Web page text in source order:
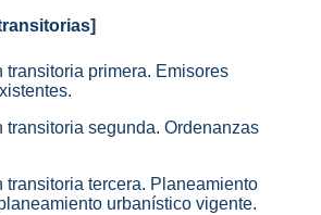
transitoria primera. Emisores
transitoria segunda. Ordenanzas
transitoria tercera. Planeamiento
urbanístico vigente.